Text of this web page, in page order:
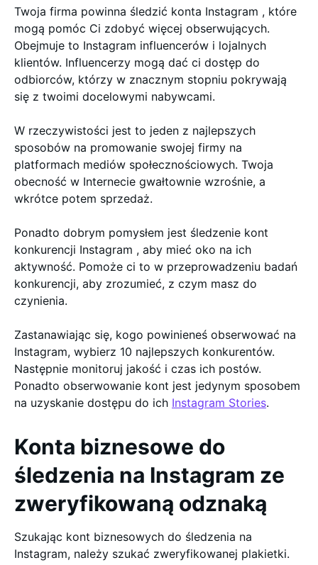
Twoja firma powinna śledzić konta Instagram , które
mogą pomóc Ci zdobyć więcej obserwujących.
Obejmuje to Instagram influencerów i lojalnych
klientów. Influencerzy mogą dać ci dostęp do
odbiorców, którzy w znacznym stopniu pokrywają
się z twoimi docelowymi nabywcami.
W rzeczywistości jest to jeden z najlepszych
sposobów na promowanie swojej firmy na
platformach mediów społecznościowych. Twoja
obecność w Internecie gwałtownie wzrośnie, a
wkrótce potem sprzedaż.
Ponadto dobrym pomysłem jest śledzenie kont
konkurencji Instagram , aby mieć oko na ich
aktywność. Pomoże ci to w przeprowadzeniu badań
konkurencji, aby zrozumieć, z czym masz do
czynienia.
Zastanawiając się, kogo powinieneś obserwować na
Instagram, wybierz 10 najlepszych konkurentów.
Następnie monitoruj jakość i czas ich postów.
Ponadto obserwowanie kont jest jedynym sposobem
na uzyskanie dostępu do ich Instagram Stories.
Konta biznesowe do
śledzenia na Instagram ze
zweryfikowaną odznaką
Szukając kont biznesowych do śledzenia na
Instagram, należy szukać zweryfikowanej plakietki.